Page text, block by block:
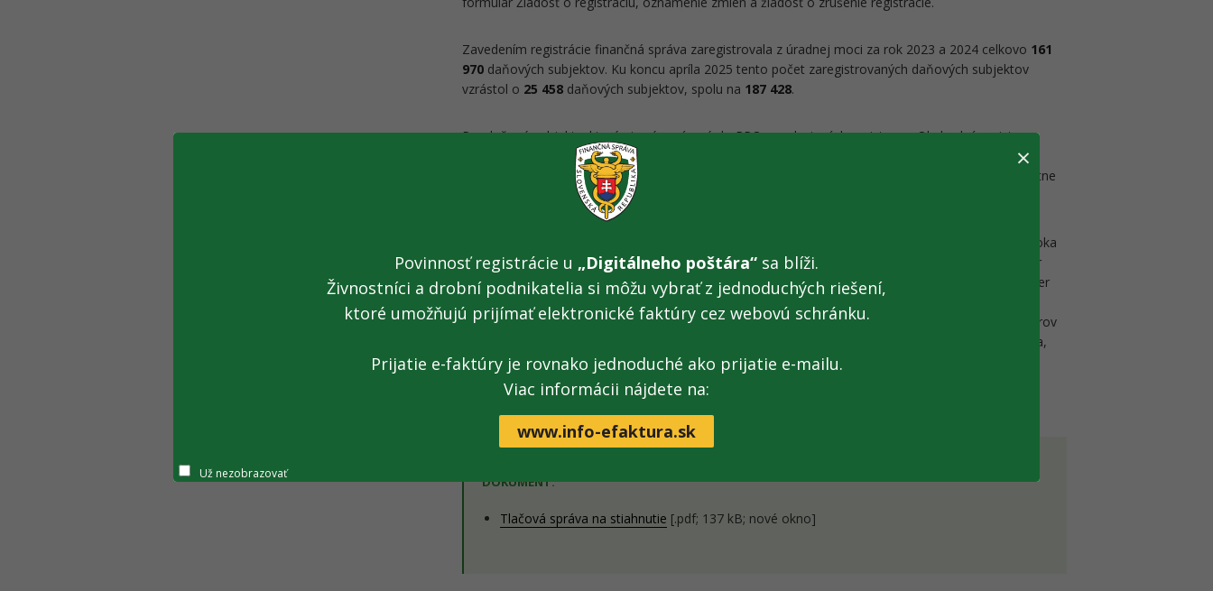
Zavedením registrácie finančná správa zaregistrovala z úradnej moci za rok 2023 a 2024 celkovo 161
970 daňových subjektov. Ku koncu apríla 2025 tento počet zaregistrovaných daňových subjektov
vzrástol o 25 458 daňových subjektov, spolu na 187 428.
Pre daňové subjekty, ktoré nie sú zapísané do RPO zo zdrojových registrov – Obchodný register,
Živnostenský register, Register spoločenstiev vlastníkov bytov a nebytových priestorov a Register
pozemkových spoločenstiev, platí naďalej legislatívna povinnosť podať žiadosť o registráciu u miestne
príslušného správcu dane.
Finančná správa intenzívne pracuje na rozširovaní množiny subjektov, ktoré chce ešte v priebehu roka
2025 registrovať z úradnej moci, a to o subjekty zapísané do RPO zo zdrojových registrov: Register
taxislužby, Zoznam advokátov, Zoznam daňových poradcov, Register finančných poradcov, Register
poľovníckych organizácií, Zoznam znalcov, Zoznam tlmočníkov, Zoznam prekladateľov a Register
fyzických osôb v športe. Pričom je dôležité upozorniť, že na základe údajov z vymenovaných registrov
bude správca dane vykonávať registráciu na daň z príjmov z úradnej moci až na základe oznámenia,
ktoré bude zverejnené na webovom sídle Finančného riaditeľstva SR. Finančná správa bude
samozrejme o tomto rozšírení informovať podnikateľskú verejnosť.
DOKUMENT:
Tlačová správa na stiahnutie [.pdf; 137 kB; nové okno]
×
Povinnosť registrácie u „Digitálneho poštára“ sa blíži.
Živnostníci a drobní podnikatelia si môžu vybrať z jednoduchých riešení,
ktoré umožňujú prijímať elektronické faktúry cez webovú schránku.
Prijatie e-faktúry je rovnako jednoduché ako prijatie e-mailu.
Viac informácii nájdete na:
www.info-efaktura.sk
Už nezobrazovať